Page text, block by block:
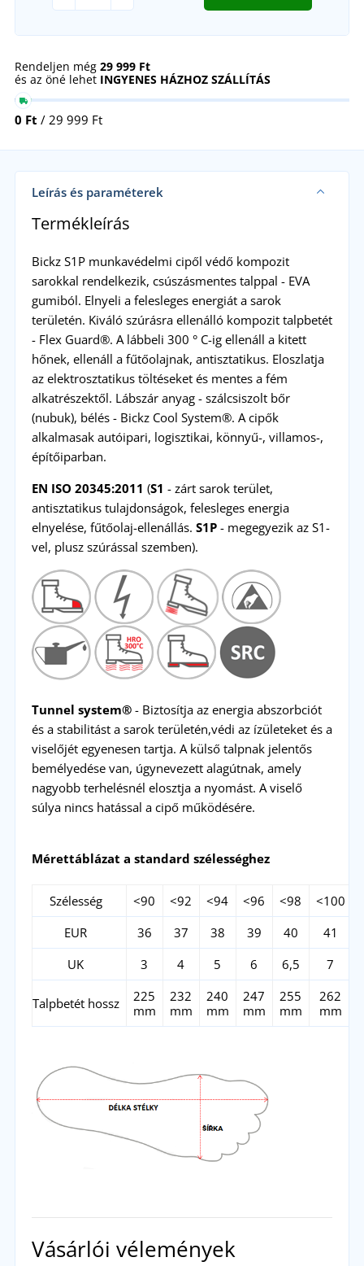
Rendeljen még 29 999 Ft
és az öné lehet INGYENES HÁZHOZ SZÁLLÍTÁS
0 Ft / 29 999 Ft
Leírás és paraméterek
Termékleírás
Bickz S1P munkavédelmi cipől védő kompozit
sarokkal rendelkezik, csúszásmentes talppal - EVA
gumiból. Elnyeli a felesleges energiát a sarok
területén. Kiváló szúrásra ellenálló kompozit talpbetét
- Flex Guard®. A lábbeli 300 ° C-ig ellenáll a kitett
hőnek, ellenáll a fűtőolajnak, antisztatikus. Eloszlatja
az elektrosztatikus töltéseket és mentes a fém
alkatrészektől. Lábszár anyag - szálcsiszolt bőr
(nubuk), bélés - Bickz Cool System®. A cipők
alkalmasak autóipari, logisztikai, könnyű-, villamos-,
építőiparban.
EN ISO 20345:2011 (S1 - zárt sarok terület,
antisztatikus tulajdonságok, felesleges energia
elnyelése, fűtőolaj-ellenállás. S1P- megegyezik az S1-
vel, plusz szúrással szemben).
Tunnel system®- Biztosítja az energia abszorbciót
és a stabilitást a sarok területén,védi az ízületeket és a
viselőjét egyenesen tartja. A külső talpnak jelentős
bemélyedése van, úgynevezett alagútnak, amely
nagyobb terhelésnél elosztja a nyomást. A viselő
súlya nincs hatással a cipő működésére.
Mérettáblázat a standard szélességhez
Szélesség <90 <92 <94 <96 <98 <100
EUR
36 37 38 39 40
41
UK
3 4 5 6 6,5 7
Talpbetét hossz
225
mm
232
mm
240
mm
247
mm
255
mm
262
mm
Vásárlói vélemények